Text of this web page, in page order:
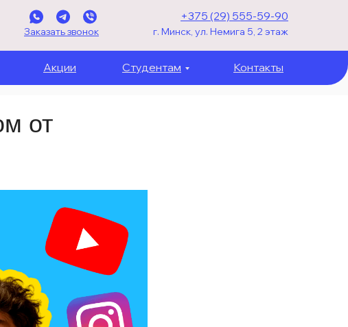
г. Минск, ул. Немига 5, 2 этаж
Заказать звонок
+375 (29) 555-59-90
Студентам
Акции Контакты
от